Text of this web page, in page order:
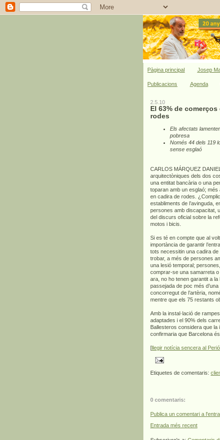
Pàgina principal Josep
Publicacions Agenda
2.5.10
El 63% de
rodes
Els afectats
pobresa
Només 44 dels 119
sense esglaó
CARLOS MÁRQUEZ
arquitectòniques dels dos
una entitat bancària o una
toparan amb un esglaó; més
en cadira de rodes.
establiments de l’avinguda,
persones amb discapacitat,
del discurs oficial sobre la
motos i bicis.
Si es té en compte que al
importància de garantir
tots necessitin una cadira
trobar, a més de persones
una lesió temporal;
comprar-se una samarreta
ara, no ho tenen garantit a
passejada de poc més
concorregut de l’artèria,
mentre que els 75 restants
Amb la instal·lació de
adaptades i el 90% dels
Ballesteros considera que la
confirmaria que Barcelona
[llegir notícia sencera al
Etiquetes de comentaris:
0 comentaris:
Publica un comentari a
Entrada més recent